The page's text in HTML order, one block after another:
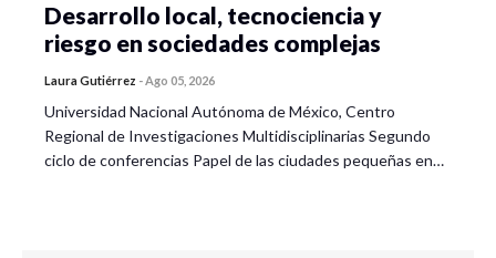
Desarrollo local, tecnociencia y
riesgo en sociedades complejas
Laura Gutiérrez -Ago 05, 2026
Universidad Nacional Autónoma de México, Centro
Regional de Investigaciones Multidisciplinarias Segundo
ciclo de conferencias Papel de las ciudades pequeñas en…